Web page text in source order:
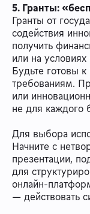
5. Гранты:
Гранты от
содействия
получить
или на
Будьте готовы
требованиям.
или
не для каждого
Для выбора
Начните с
презентации,
для
онлайн-
— действовать